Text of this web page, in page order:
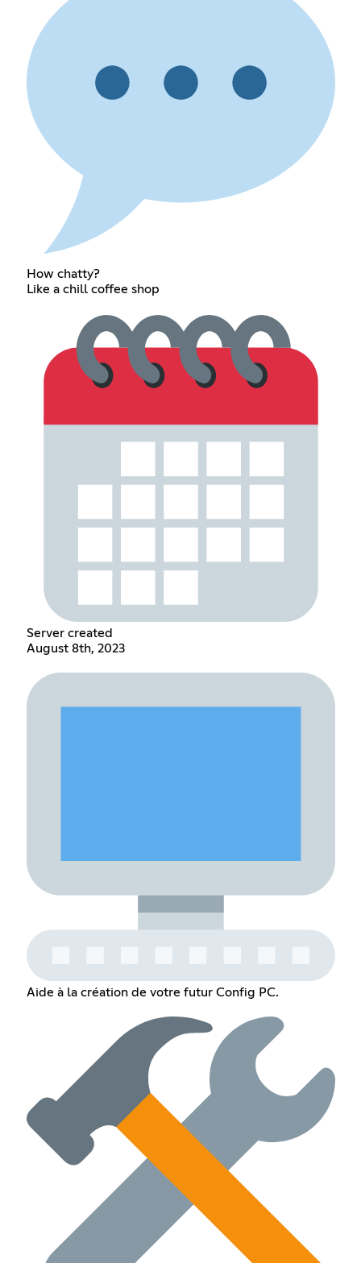
How chatty?
Like a chill coffee shop
Server created
August 8th, 2023
Aide à la création de votre futur Config PC.